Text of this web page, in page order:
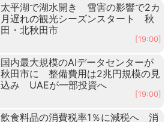
太平湖で湖水開き 雪害の影響で2カ
月遅れの観光シーズンスタート 秋
田・北秋田市
[19:00]
国内最大規模のAIデータセンターが
秋田市に 整備費用は2兆円規模の見
込み UAEが一部投資へ
[19:00]
飲食料品の消費税率1％に減税へ 消